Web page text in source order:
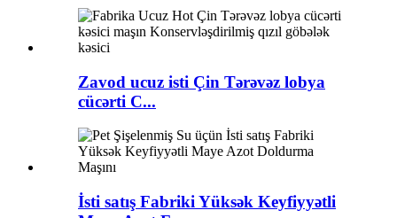
Zavod ucuz isti Çin Tərəvəz lobya
cücərti C...
İsti satış Fabriki Yüksək Keyfiyyətli